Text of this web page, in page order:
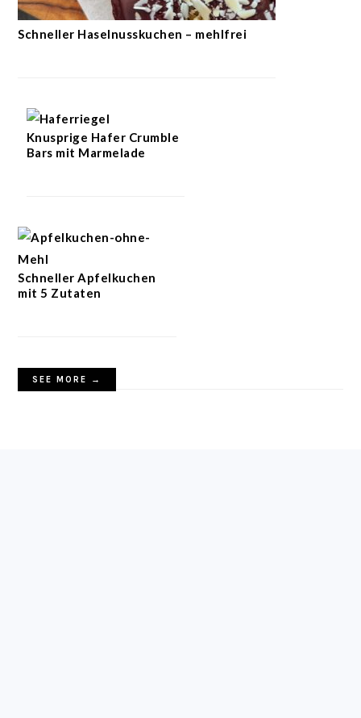
Schneller Haselnusskuchen – mehlfrei
Knusprige Hafer Crumble
Bars mit Marmelade
Schneller Apfelkuchen
mit 5 Zutaten
SEE MORE →